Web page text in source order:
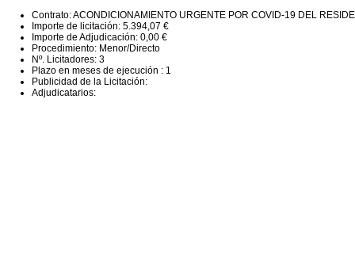
Contrato: ACONDICIONAMIENTO URGENTE POR COVID-19 DEL
Importe de licitación: 5.394,07 €
Importe de Adjudicación: 0,00 €
Procedimiento: Menor/Directo
Nº. Licitadores: 3
Plazo en meses de ejecución : 1
Publicidad de la Licitación:
Adjudicatarios: